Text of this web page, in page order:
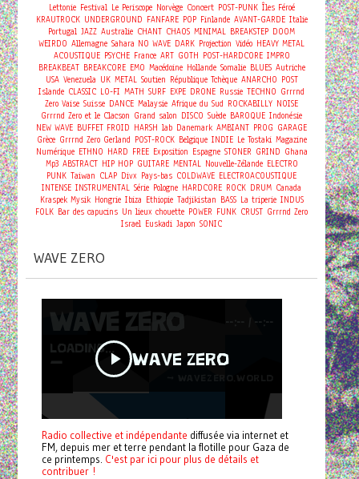
Lettonie Festival Le Periscope Norvège Concert POST-PUNK Îles Féroé
KRAUTROCK UNDERGROUND FANFARE POP Finlande AVANT-GARDE Italie
Portugal JAZZ Australie CHANT CHAOS MINIMAL BREAKSTEP DOOM
WEIRDO Allemagne Sahara NO WAVE DARK Projection Vidéo HEAVY METAL
ACOUSTIQUE PSYCHE France ART GOTH POST-HARDCORE IMPRO
BREAKBEAT BREAKCORE EMO Macédoine Hollande Somalie BLUES Autriche
USA Venezuela UK METAL Soutien République Tchèque ANARCHO POST
Islande CLASSIC LO-FI MATH SURF EXPE DRONE Russie TECHNO Grrrnd
Zero Vaise Suisse DANCE Malaysie Afrique du Sud ROCKABILLY NOISE
Grrrnd Zero et le Clacson Grand salon DISCO Suède BAROQUE Indonésie
NEW WAVE BUFFET FROID HARSH lab Danemark AMBIANT PROG GARAGE
Grèce Grrrnd Zero Gerland POST-ROCK Belgique INDIE Le Tostaki Magazine
Numérique ETHNO HARD FREE Exposition Espagne STONER GRIND Ghana
Mp3 ABSTRACT HIP HOP GUITARE MENTAL Nouvelle-Zélande ELECTRO
PUNK Taiwan CLAP Divx Pays-bas COLDWAVE ELECTROACOUSTIQUE
INTENSE INSTRUMENTAL Série Pologne HARDCORE ROCK DRUM Canada
Kraspek Mysik Hongrie Ibiza Ethiopie Tadjikistan BASS La triperie INDUS
FOLK Bar des capucins Un lieux chouette POWER FUNK CRUST Grrrnd Zero
Israel Euskadi Japon SONIC
WAVE ZERO
Radio collective et indépendante diffusée via internet et
FM, depuis mer et terre pendant la flotille pour Gaza de
ce printemps. C'est par ici pour plus de détails et
contribuer !